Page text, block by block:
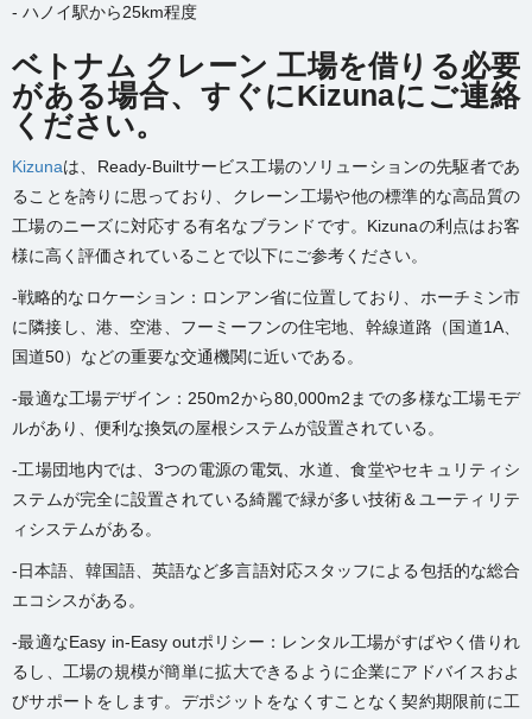
- ハノイ駅から25km程度
ベトナム クレーン 工場を借りる必要
がある場合、すぐにKizunaにご連絡
ください。
Kizunaは、Ready-Builtサービス工場のソリューションの先駆者であ
ることを誇りに思っており、クレーン工場や他の標準的な高品質の
工場のニーズに対応する有名なブランドです。Kizunaの利点はお客
様に高く評価されていることで以下にご参考ください。
-戦略的なロケーション：ロンアン省に位置しており、ホーチミン市
に隣接し、港、空港、フーミーフンの住宅地、幹線道路（国道1A、
国道50）などの重要な交通機関に近いである。
-最適な工場デザイン：250m2から80,000m2までの多様な工場モデ
ルがあり、便利な換気の屋根システムが設置されている。
-工場団地内では、3つの電源の電気、水道、食堂やセキュリティシ
ステムが完全に設置されている綺麗で緑が多い技術＆ユーティリテ
ィシステムがある。
-日本語、韓国語、英語など多言語対応スタッフによる包括的な総合
エコシスがある。
-最適なEasy in-Easy outポリシー：レンタル工場がすばやく借りれ
るし、工場の規模が簡単に拡大できるように企業にアドバイスおよ
びサポートをします。デポジットをなくすことなく契約期限前に工